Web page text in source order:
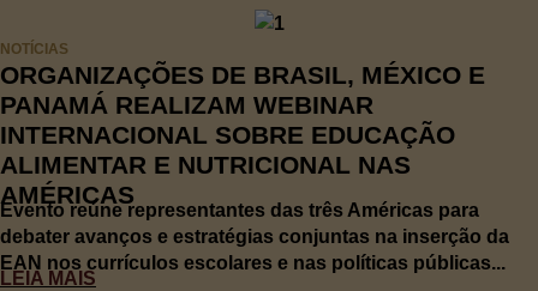
NOTÍCIAS
ORGANIZAÇÕES DE BRASIL, MÉXICO E
PANAMÁ REALIZAM WEBINAR
INTERNACIONAL SOBRE EDUCAÇÃO
ALIMENTAR E NUTRICIONAL NAS
AMÉRICAS
Evento reúne representantes das três Américas para
debater avanços e estratégias conjuntas na inserção da
EAN nos currículos escolares e nas políticas públicas...
LEIA MAIS